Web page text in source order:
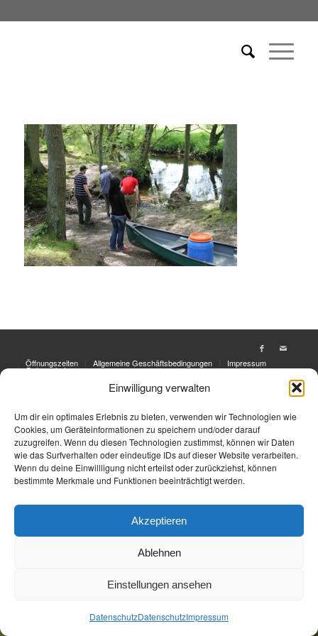
Einwilligung verwalten
Um dir ein optimales Erlebnis zu bieten, verwenden wir Technologien wie
Cookies, um Geräteinformationen zu speichern und/oder darauf
zuzugreifen. Wenn du diesen Technologien zustimmst, können wir Daten
wie das Surfverhalten oder eindeutige IDs auf dieser Website verarbeiten.
Wenn du deine Einwillligung nicht erteilst oder zurückziehst, können
bestimmte Merkmale und Funktionen beeinträchtigt werden.
Akzeptieren
Ablehnen
Einstellungen ansehen
DatenschutzDatenschutzImpressum
Öffnungszeiten Allgemeine Geschäftsbedingungen Impressum
Datenschutz
Jetzt Buchen